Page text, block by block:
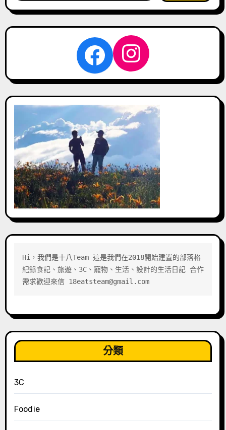
關
Facebook
Hi，我們是十八Team 這是我們在2018開始建置的部落格
紀錄食記、旅遊、3C、寵物、生活、設計的生活日記 合作
需求歡迎來信 18eatsteam@gmail.com
分類
3C
Foodie